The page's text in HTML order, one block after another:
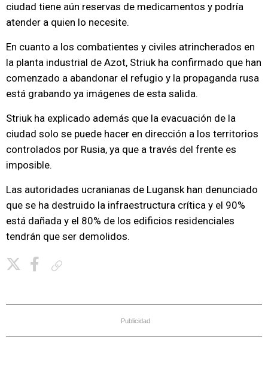
ciudad tiene aún reservas de medicamentos y podría
atender a quien lo necesite.
En cuanto a los combatientes y civiles atrincherados en
la planta industrial de Azot, Striuk ha confirmado que han
comenzado a abandonar el refugio y la propaganda rusa
está grabando ya imágenes de esta salida.
Striuk ha explicado además que la evacuación de la
ciudad solo se puede hacer en dirección a los territorios
controlados por Rusia, ya que a través del frente es
imposible.
Las autoridades ucranianas de Lugansk han denunciado
que se ha destruido la infraestructura crítica y el 90%
está dañada y el 80% de los edificios residenciales
tendrán que ser demolidos.
Publicidad